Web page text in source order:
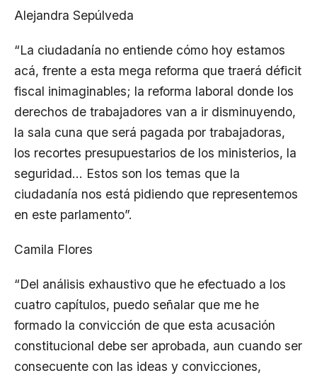
Alejandra Sepúlveda
“La ciudadanía no entiende cómo hoy estamos
acá, frente a esta mega reforma que traerá déficit
fiscal inimaginables; la reforma laboral donde los
derechos de trabajadores van a ir disminuyendo,
la sala cuna que será pagada por trabajadoras,
los recortes presupuestarios de los ministerios, la
seguridad… Estos son los temas que la
ciudadanía nos está pidiendo que representemos
en este parlamento”.
Camila Flores
“Del análisis exhaustivo que he efectuado a los
cuatro capítulos, puedo señalar que me he
formado la convicción de que esta acusación
constitucional debe ser aprobada, aun cuando ser
consecuente con las ideas y convicciones,